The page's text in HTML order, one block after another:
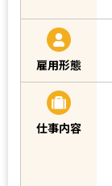
雇用形態
仕事内容